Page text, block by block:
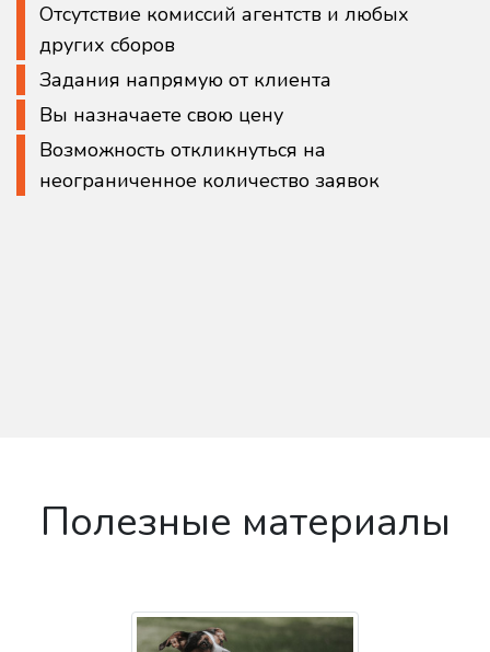
Отсутствие комиссий агентств и любых
других сборов
Задания напрямую от клиента
Вы назначаете свою цену
Возможность откликнуться на
неограниченное количество заявок
Полезные материалы